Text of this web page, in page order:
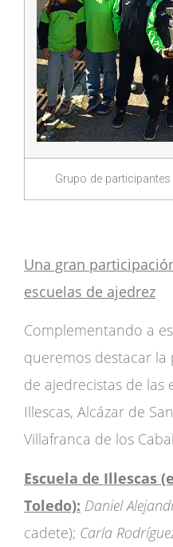
Grupo de
Una gran
escuelas de ajedrez
Complementando a
queremos destacar
de ajedrecistas de las
Illescas, Alcázar de
Villafranca de los
Escuela de Illescas
Toledo): Daniel
cadete); Carla